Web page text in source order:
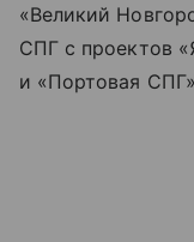
«Великий
СПГ с проектов
и «Портовая